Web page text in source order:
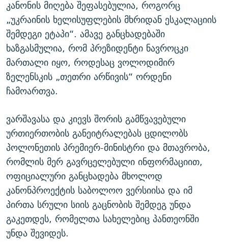
კანონის მიღება შეფასებულია, როგორც
„უკრაინის ხელისუფლების მხრიდან ესკალაციის
შემდეგი ეტაპი“. ამავე განცხადებაში
ხაზგასმულია, რომ პრეზიდენტი ნავროცკი
მართალი იყო, როდესაც ვოლოდიმირ
ზელენსკის „თეთრი არწივის“ ორდენი
ჩამოართვა.
ვარშავასა და კიევს შორის გამწვავებული
ურთიერთობის განეიტრალებას ცდილობს
პოლონეთის პრემიერ-მინისტრი და მთავრობა,
რომლის მერ გავრცელებული ინფორმაციით,
ოფიციალური განცხადება მხოლოდ
კანონპროექტის საბოლოო ვერსიისა და იმ
პირთა სრული სიის გაცნობის შემდეგ უნდა
გაკეთდეს, რომელთა სახელებიც პანთეონში
უნდა შევიდეს.